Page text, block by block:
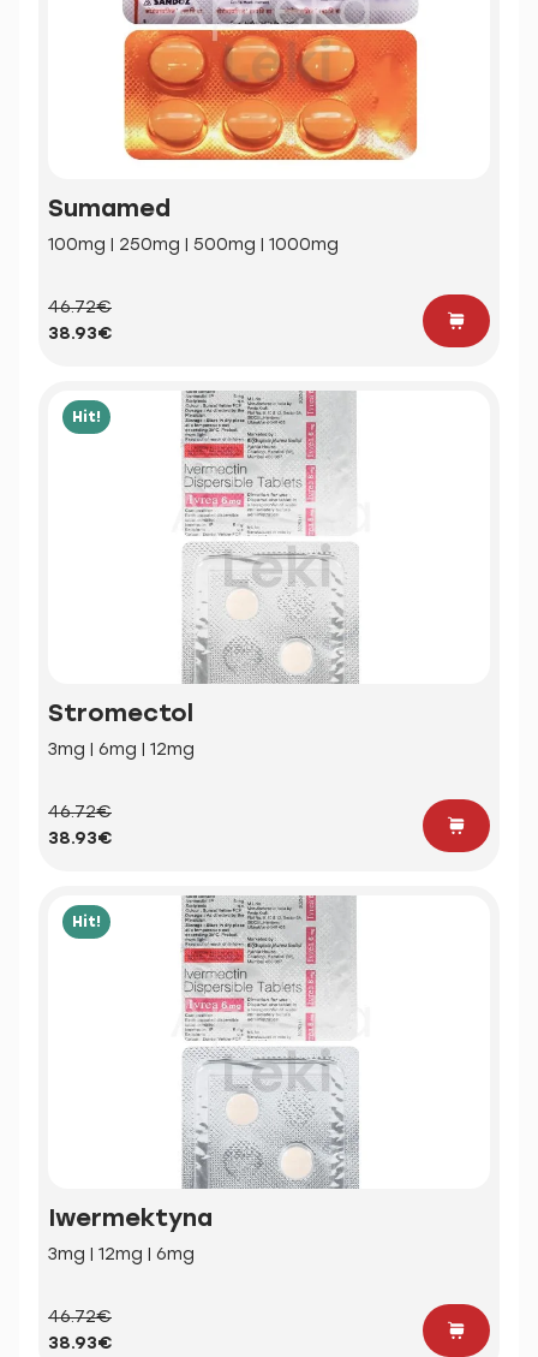
Sumamed
100mg | 250mg | 500mg | 1000mg
46.72€
38.93€
Hit!
Stromectol
3mg | 6mg | 12mg
46.72€
38.93€
Hit!
Iwermektyna
3mg | 12mg | 6mg
46.72€
38.93€